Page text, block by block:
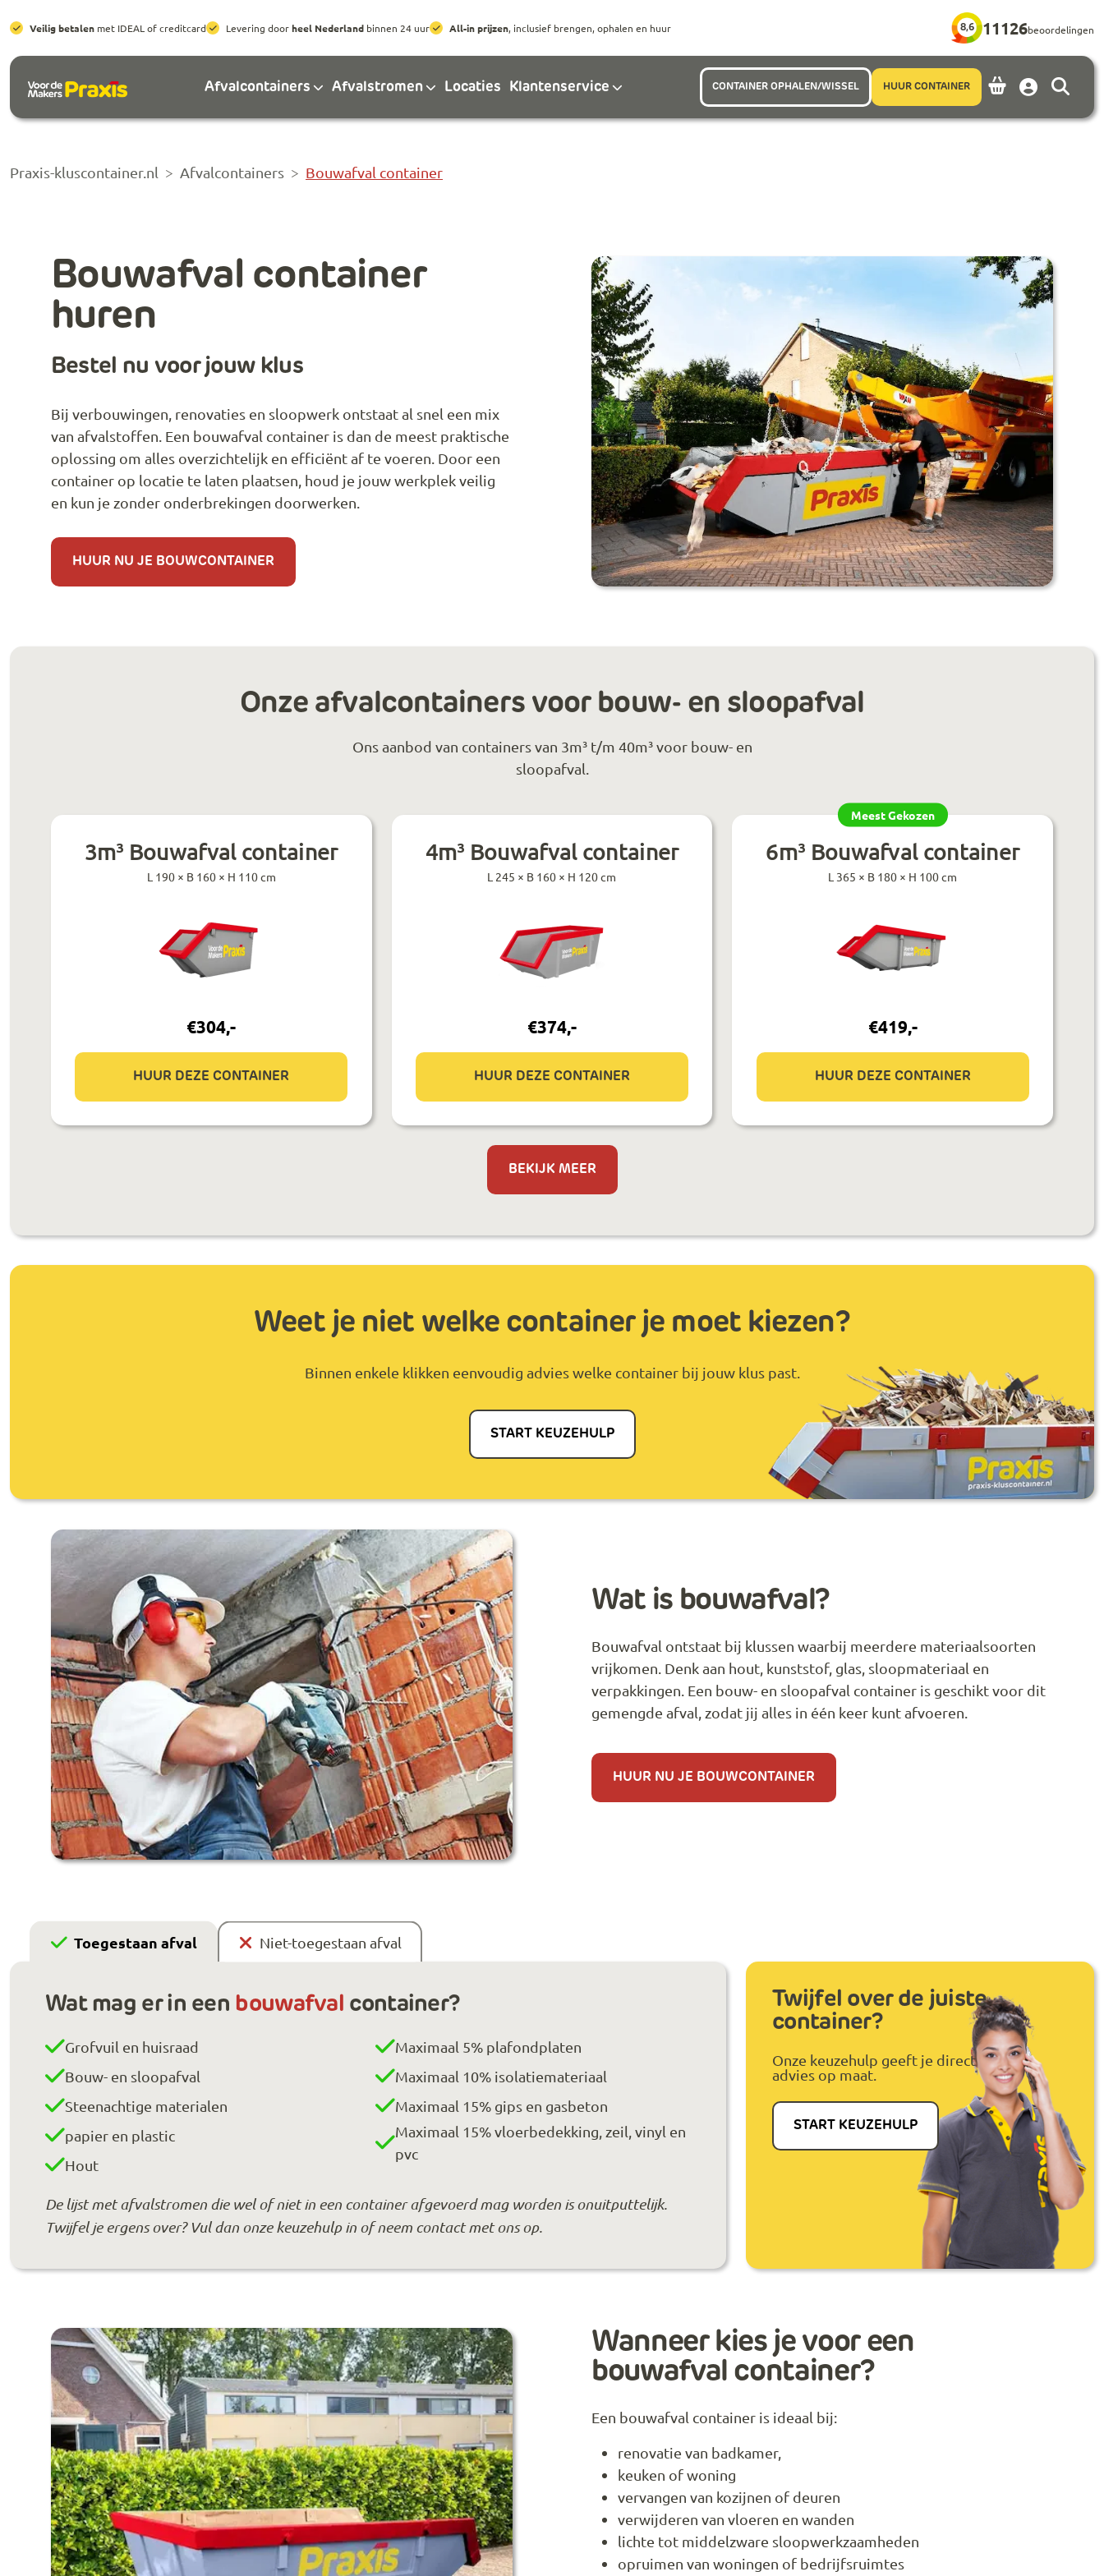
Veilig betalen met IDEAL of creditcard Levering doorheel Nederland binnen 24 uur All-in prijzen, inclusief brengen, ophalen en huur 8,6 11126beoordelingen
Afvalcontainers Afvalstromen Locaties Klantenservice CONTAINER OPHALEN/WISSEL HUUR CONTAINER Account
Praxis-kluscontainer.nl Afvalcontainers Bouwafval container
Bouwafval container
huren
Bestel nu voor jouw klus
Bij verbouwingen, renovaties en sloopwerk ontstaat al snel een mix
van afvalstoffen. Een bouwafval container is dan de meest praktische
oplossing om alles overzichtelijk en efficiënt af te voeren. Door een
container op locatie te laten plaatsen, houd je jouw werkplek veilig
en kun je zonder onderbrekingen doorwerken.
HUUR NU JE BOUWCONTAINER
Onze afvalcontainers voor bouw- en sloopafval
Ons aanbod van containers van 3m³ t/m 40m³ voor bouw- en
sloopafval.
3m³ Bouwafval container
L 190 × B 160 × H 110 cm
€304,-
HUUR DEZE CONTAINER
4m³ Bouwafval container
L 245 × B 160 × H 120 cm
€374,-
HUUR DEZE CONTAINER
Meest Gekozen
6m³ Bouwafval container
L 365 × B 180 × H 100 cm
€419,-
HUUR DEZE CONTAINER
BEKIJK MEER
Weet je niet welke container je moet kiezen?
Binnen enkele klikken eenvoudig advies welke container bij jouw klus past.
START KEUZEHULP
Wat is bouwafval?
Bouwafval ontstaat bij klussen waarbij meerdere materiaalsoorten
vrijkomen. Denk aan hout, kunststof, glas, sloopmateriaal en
verpakkingen. Een bouw- en sloopafval container is geschikt voor dit
gemengde afval, zodat jij alles in één keer kunt afvoeren.
HUUR NU JE BOUWCONTAINER
Toegestaan afval Niet-toegestaan afval
Wat mag er in een bouwafval container?
Grofvuil en huisraad
Bouw- en sloopafval
Steenachtige materialen
papier en plastic
Hout
Maximaal 5% plafondplaten
Maximaal 10% isolatiemateriaal
Maximaal 15% gips en gasbeton
Maximaal 15% vloerbedekking, zeil, vinyl en
pvc
De lijst met afvalstromen die wel of niet in een container afgevoerd mag worden is onuitputtelijk.
Twijfel je ergens over? Vul dan onze keuzehulp in of neem contact met ons op.
Twijfel over de juiste
container?
Onze keuzehulp geeft je direct
advies op maat.
START KEUZEHULP
Wanneer kies je voor een
bouwafval container?
Een bouwafval container is ideaal bij:
renovatie van badkamer,
keuken of woning
vervangen van kozijnen of deuren
verwijderen van vloeren en wanden
lichte tot middelzware sloopwerkzaamheden
opruimen van woningen of bedrijfsruimtes